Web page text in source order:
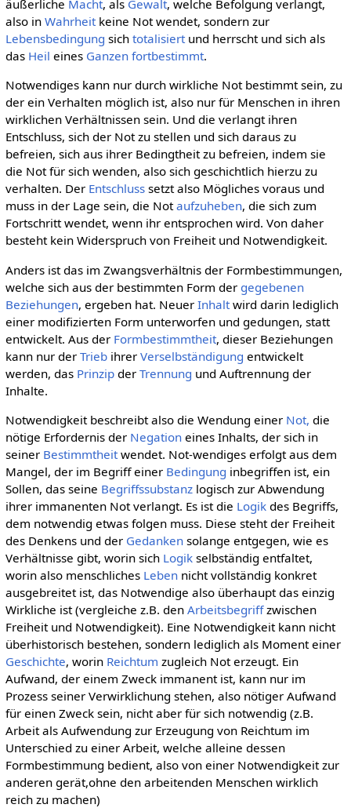
äußerliche Macht, als Gewalt, welche Befolgung verlangt,
also in Wahrheitkeine Not wendet, sondern zur
Lebensbedingung sich totalisiertund herrscht und sich als
das Heil eines Ganzen fortbestimmt.
Notwendiges kann nur durch wirkliche Not bestimmt sein, zu
der ein Verhalten möglich ist, also nur für Menschen in ihren
wirklichen Verhältnissen sein. Und die verlangt ihren
Entschluss, sich der Not zu stellen und sich daraus zu
befreien, sich aus ihrer Bedingtheit zu befreien, indem sie
die Not für sich wenden, also sich geschichtlich hierzu zu
verhalten. Der Entschlusssetzt also Mögliches voraus und
muss in der Lage sein, die Notaufzuheben, die sich zum
Fortschritt wendet, wenn ihr entsprochen wird. Von daher
besteht kein Widerspruch von Freiheit und Notwendigkeit.
Anders ist das im Zwangsverhältnis der Formbestimmungen,
welche sich aus der bestimmten Form der gegebenen
Beziehungen, ergeben hat. Neuer Inhaltwird darin lediglich
einer modifizierten Form unterworfen und gedungen, statt
entwickelt. Aus der Formbestimmtheit, dieser Beziehungen
kann nur der Triebihrer Verselbständigung entwickelt
werden, das Prinzipder Trennung und Auftrennung der
Inhalte.
Notwendigkeit beschreibt also die Wendung einer Not, die
nötige Erfordernis der Negationeines Inhalts, der sich in
seiner Bestimmtheitwendet. Not-wendiges erfolgt aus dem
Mangel, der im Begriff einer Bedingung inbegriffen ist, ein
Sollen, das seine Begriffssubstanzlogisch zur Abwendung
ihrer immanenten Not verlangt. Es ist die Logikdes Begriffs,
dem notwendig etwas folgen muss. Diese steht der Freiheit
des Denkens und der Gedankensolange entgegen, wie es
Verhältnisse gibt, worin sich Logikselbständig entfaltet,
worin also menschliches Lebennicht vollständig konkret
ausgebreitet ist, das Notwendige also überhaupt das einzig
Wirkliche ist (vergleiche z.B. den Arbeitsbegriffzwischen
Freiheit und Notwendigkeit). Eine Notwendigkeit kann nicht
überhistorisch bestehen, sondern lediglich als Moment einer
Geschichte, worin Reichtum zugleich Not erzeugt. Ein
Aufwand, der einem Zweck immanent ist, kann nur im
Prozess seiner Verwirklichung stehen, also nötiger Aufwand
für einen Zweck sein, nicht aber für sich notwendig (z.B.
Arbeit als Aufwendung zur Erzeugung von Reichtum im
Unterschied zu einer Arbeit, welche alleine dessen
Formbestimmung bedient, also von einer Notwendigkeit zur
anderen gerät,ohne den arbeitenden Menschen wirklich
reich zu machen)